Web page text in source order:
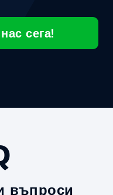
сега!
въпроси